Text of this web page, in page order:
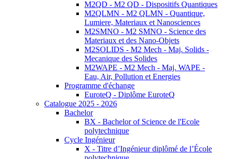
M2QD - M2 QD - Dispositifs Quantiques
M2QLMN - M2 QLMN - Quantique,
Lumiere, Materiaux et Nanosciences
M2SMNO - M2 SMNO - Science des
Materiaux et des Nano-Objets
M2SOLIDS - M2 Mech - Maj. Solids -
Mecanique des Solides
M2WAPE - M2 Mech - Maj. WAPE -
Eau, Air, Pollution et Energies
Programme d'échange
EuroteQ - Diplôme EuroteQ
Catalogue 2025 - 2026
Bachelor
BX - Bachelor of Science de l'Ecole
polytechnique
Cycle Ingénieur
X - Titre d’Ingénieur diplômé de l’École